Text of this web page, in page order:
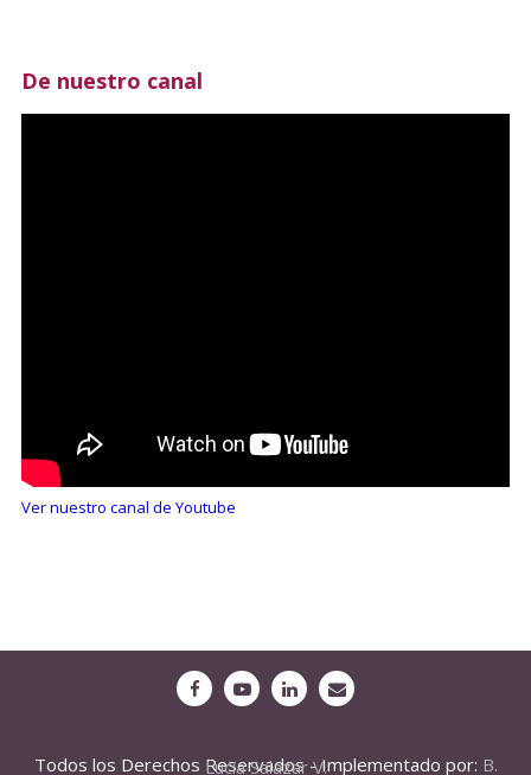
De nuestro canal
Ver nuestro canal de Youtube
Todos los Derechos Reservados - Implementado por:
B. Lucia Salazar V.